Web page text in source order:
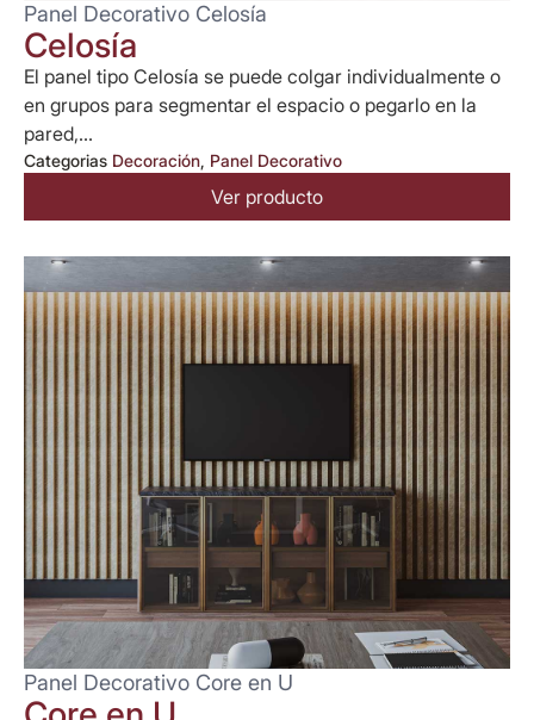
Panel Decorativo Celosía
Celosía
El panel tipo Celosía se puede colgar individualmente o
en grupos para segmentar el espacio o pegarlo en la
pared,...
Categorias Decoración, Panel Decorativo
Ver producto
Panel Decorativo Core en U